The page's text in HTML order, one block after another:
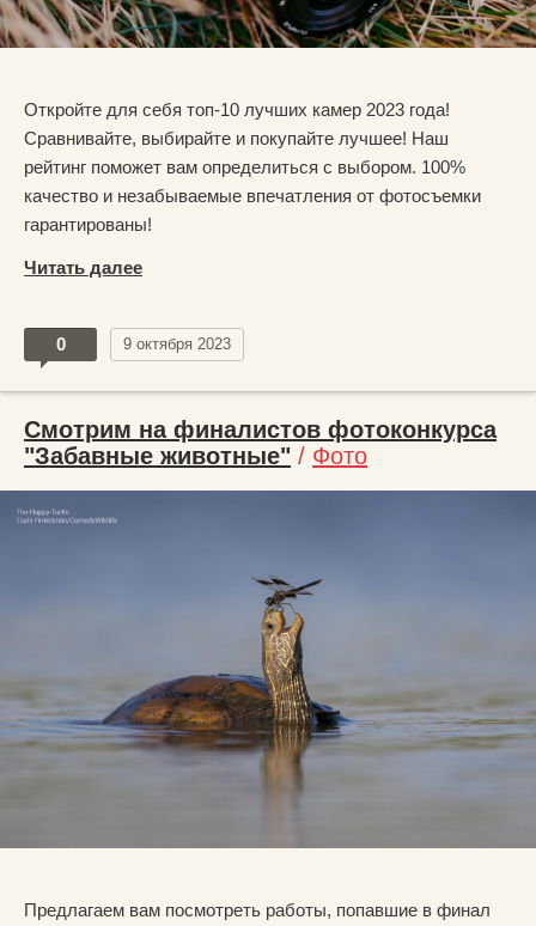
Откройте для себя топ-10 лучших камер 2023 года!
Сравнивайте, выбирайте и покупайте лучшее! Наш
рейтинг поможет вам определиться с выбором. 100%
качество и незабываемые впечатления от фотосъемки
гарантированы!
Читать далее
0 9 октября 2023
Смотрим на финалистов фотоконкурса
"Забавные животные" / Фото
Предлагаем вам посмотреть работы, попавшие в финал